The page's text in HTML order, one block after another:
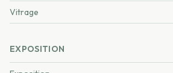
Vitrage
EXPOSITION